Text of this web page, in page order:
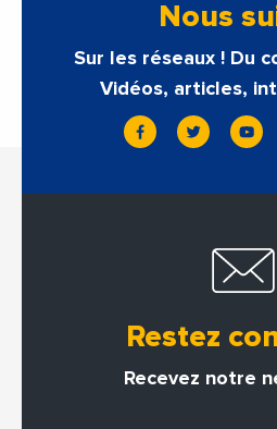
Nous
Sur les réseaux ! Du
Vidéos, articles,
Restez
Recevez notre